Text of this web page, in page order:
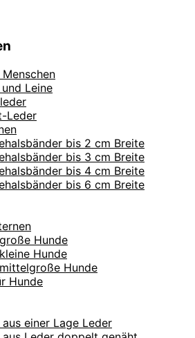
Leine
Leder
bis 2 cm Breite
bis 3 cm Breite
bis 4 cm Breite
bis 6 cm Breite
Hunde
Hunde
Hunde
Hunde
einer Lage Leder